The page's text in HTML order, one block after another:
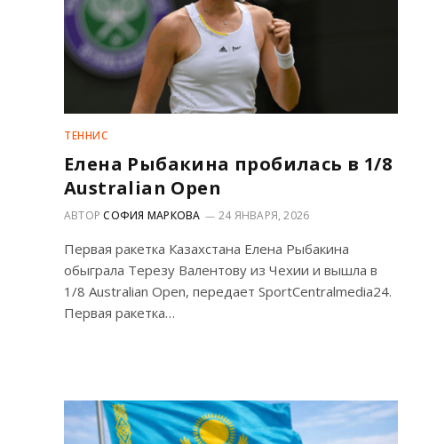
ТЕННИС
Елена Рыбакина пробилась в 1/8
Australian Open
АВТОРСОФИЯ МАРКОВА 24 ЯНВАРЯ, 2026
Первая ракетка Казахстана Елена Рыбакина
обыграла Терезу Валентову из Чехии и вышла в
1/8 Australian Open, передает SportCentralmedia24.
Первая ракетка…